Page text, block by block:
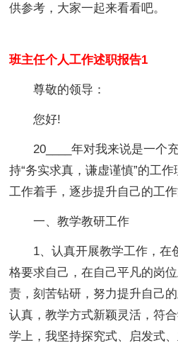
供参考，大家一起来看看吧。
班主任个人工作述职报告1
尊敬的领导：
您好!
20____年对我来说是一个
持“务实求真，谦虚谨慎”的工
工作着手，逐步提升自己的工作
一、教学教研工作
1、认真开展教学工作，在
格要求自己，在自己平凡的岗
责，刻苦钻研，努力提升自己
认真，教学方式新颖灵活，符
学上，我坚持探究式、启发式